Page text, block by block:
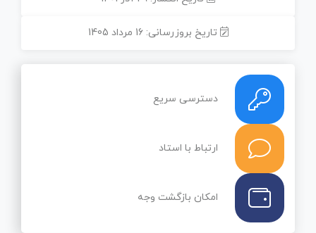
تاریخ بروزرسانی: 16 مرداد 1405
دسترسی سریع
ارتباط با استاد
امکان بازگشت وجه